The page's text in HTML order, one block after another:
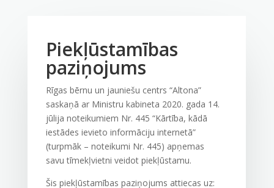
Piekļūstamības
paziņojums
Rīgas bērnu un jauniešu centrs “Altona”
saskaņā ar Ministru kabineta 2020. gada 14.
jūlija noteikumiem Nr. 445 “Kārtība, kādā
iestādes ievieto informāciju internetā”
(turpmāk – noteikumi Nr. 445) apņemas
savu tīmekļvietni veidot piekļūstamu.
Šis piekļūstamības paziņojums attiecas uz: